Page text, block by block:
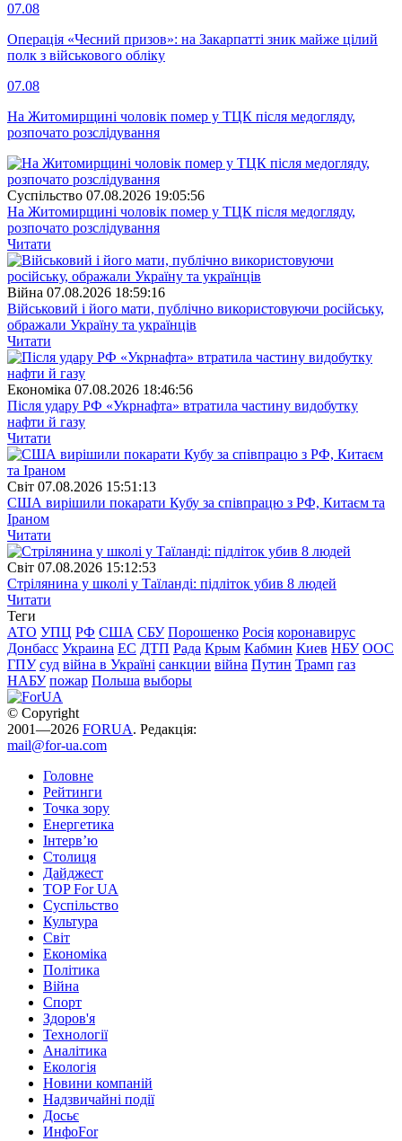
07.08
Операція «Чесний призов»: на Закарпатті зник майже цілий
полк з військового обліку
07.08
На Житомирщині чоловік помер у ТЦК після медогляду,
розпочато розслідування
Суспiльство 07.08.2026 19:05:56
На Житомирщині чоловік помер у ТЦК після медогляду,
розпочато розслідування
Читати
Війна 07.08.2026 18:59:16
Військовий і його мати, публічно використовуючи російську,
ображали Україну та українців
Читати
Економіка 07.08.2026 18:46:56
Після удару РФ «Укрнафта» втратила частину видобутку
нафти й газу
Читати
Свiт 07.08.2026 15:51:13
США вирішили покарати Кубу за співпрацю з РФ, Китаєм та
Іраном
Читати
Свiт 07.08.2026 15:12:53
Стрілянина у школі у Таїланді: підліток убив 8 людей
Читати
Теги
АТО УПЦ РФ США СБУ Порошенко Росія коронавирус
Донбасс Украина ЕС ДТП Рада Крым Кабмин Киев НБУ ООС
ГПУ суд війна в Україні санкции війна Путин Трамп газ
НАБУ пожар Польша выборы
© Copyright
2001—2026 FORUA. Редакція:
mail@for-ua.com
Головне
Рейтинги
Точка зору
Енергетика
Інтерв’ю
Столиця
Дайджест
TOP For UA
Суспiльство
Культура
Світ
Економіка
Політика
Війна
Спорт
Здоров'я
Технології
Аналітика
Екологія
Новини компаній
Надзвичайні події
Досьє
ИнфоFor